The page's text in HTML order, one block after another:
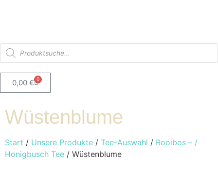
0,00 € 0
Wüstenblume
Start / Unsere Produkte / Tee-Auswahl / Rooibos – /
Honigbusch Tee / Wüstenblume